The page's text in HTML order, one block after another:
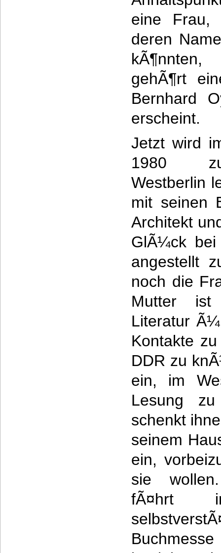
eine Frau,
deren
gehÃ¶rt
Bernhard
erscheint.
Jetzt wird
1980
Westberlin
mit seinen
Architekt
GlÃ¼ck bei
angestellt
noch die
Mutter
Literatur
Kontakte
DDR zu
ein, im
Lesung zu
schenkt
seinem
ein,
sie
fÃ¤hrt